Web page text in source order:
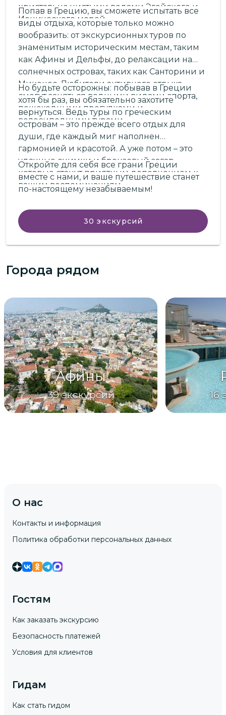
кристально чистыми водами Эгейского и
Ионического морей.
Попав в Грецию, вы сможете испытать все
виды отдыха, которые только можно
вообразить: от экскурсионных туров по
знаменитым историческим местам, таким
как Афины и Дельфы, до релаксации на
солнечных островах, таких как Санторини и
Миконос. Любители активного отдыха
смогут заняться водными видами спорта,
пешеходными прогулками и
велосипедными турами.
Но будьте осторожны: побывав в Греции
хотя бы раз, вы обязательно захотите
вернуться. Ведь туры по греческим
островам – это прежде всего отдых для
души, где каждый миг наполнен
гармонией и красотой. А уже потом – это
удачные снимки и бронзовый загар,
которые станут приятным дополнением к
вашим воспоминаниям.
Откройте для себя все грани Греции
вместе с нами, и ваше путешествие станет
по-настоящему незабываемым!
30 экскурсий
Города рядом
Афины
39 экскурсий 16
О нас
Контакты и информация
Политика обработки персональных данных
Гостям
Как заказать экскурсию
Безопасность платежей
Условия для клиентов
Гидам
Как стать гидом